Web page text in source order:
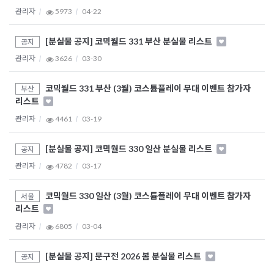
관리자 5973 04-22
공지 [분실물 공지] 코믹월드 331 부산 분실물 리스트
관리자 3626 03-30
부산
코믹월드 331 부산 (3월) 코스튬플레이 무대 이벤트 참가자
리스트
관리자 4461 03-19
공지 [분실물 공지] 코믹월드 330 일산 분실물 리스트
관리자 4782 03-17
서울
코믹월드 330 일산 (3월) 코스튬플레이 무대 이벤트 참가자
리스트
관리자 6805 03-04
공지 [분실물 공지] 문구전 2026 봄 분실물 리스트